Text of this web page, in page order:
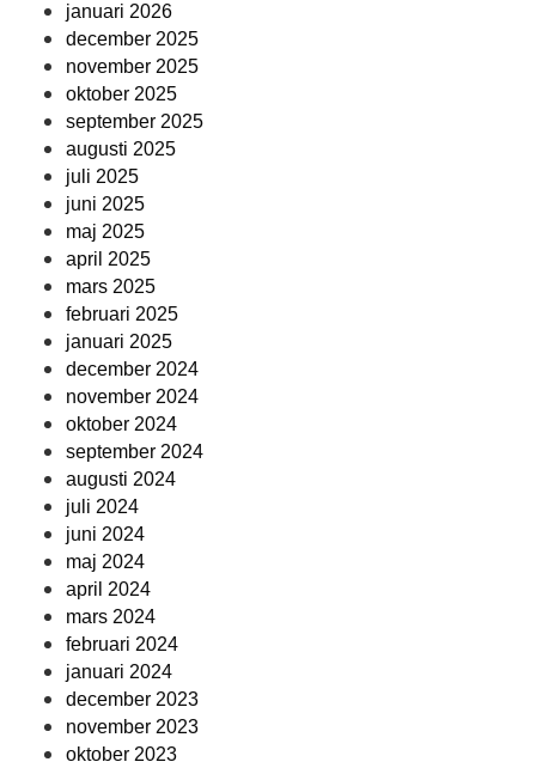
januari 2026
december 2025
november 2025
oktober 2025
september 2025
augusti 2025
juli 2025
juni 2025
maj 2025
april 2025
mars 2025
februari 2025
januari 2025
december 2024
november 2024
oktober 2024
september 2024
augusti 2024
juli 2024
juni 2024
maj 2024
april 2024
mars 2024
februari 2024
januari 2024
december 2023
november 2023
oktober 2023